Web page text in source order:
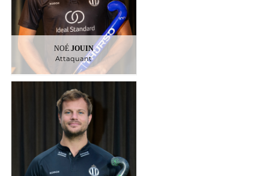
NOÉ JOUIN
Attaquant
PLENNEVAUX
Attaquant
9